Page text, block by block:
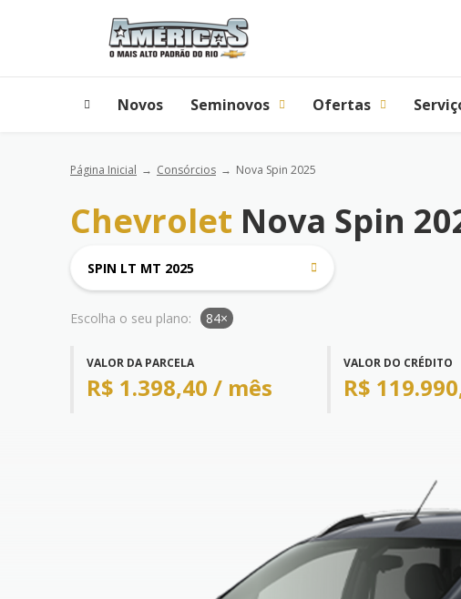
Novos Seminovos Ofertas
Página Inicial Consórcios Nova Spin 2025
Chevrolet Nova Spin
SPIN LT MT 2025
Escolha o seu plano: 84×
VALOR DA PARCELA
R$ 1.398,40 / mês
VALOR DO CRÉDITO
R$